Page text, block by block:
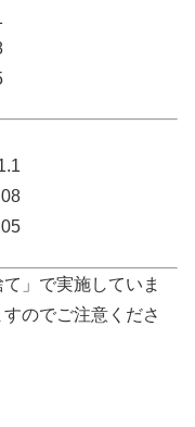
」で実施していま
のでご注意くださ